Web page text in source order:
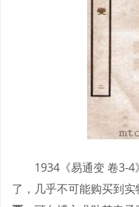
1934《易通变 卷3-
了，几乎不可能购买到实